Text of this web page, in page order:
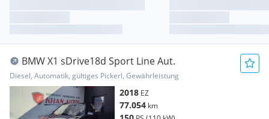
BMW X1 sDrive18d Sport Line Aut.
Diesel, Automatik, gültiges Pickerl, Gewährleistung
2018 EZ
77.054 km